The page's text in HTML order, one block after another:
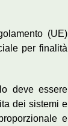
(UE)
per finalità
deve essere
dei sistemi e
e